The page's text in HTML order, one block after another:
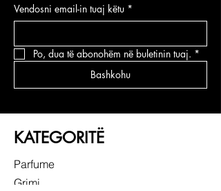
Vendosni email-in tuaj këtu *
Po, dua të abonohëm në buletinin tuaj. *
Bashkohu
KATEGORITË
Parfume
Grimi